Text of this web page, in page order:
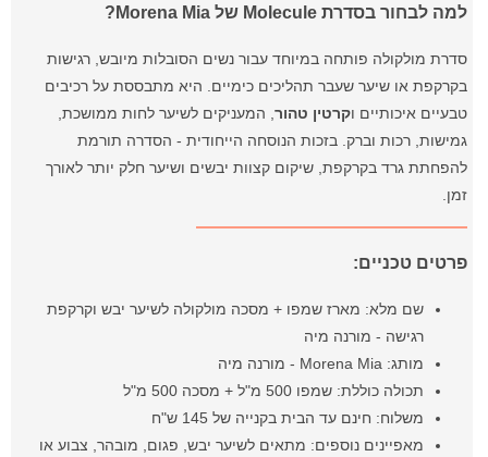
למה לבחור בסדרת Molecule של Morena Mia?
סדרת מולקולה פותחה במיוחד עבור נשים הסובלות מיובש, רגישות
בקרקפת או שיער שעבר תהליכים כימיים. היא מתבססת על רכיבים
טבעיים איכותיים וקרטין טהור , המעניקים לשיער לחות ממושכת,
גמישות, רכות וברק. בזכות הנוסחה הייחודית - הסדרה תורמת
להפחתת גרד בקרקפת, שיקום קצוות יבשים ושיער חלק יותר לאורך
זמן.
פרטים טכניים:
שם מלא: מארז שמפו + מסכה מולקולה לשיער יבש וקרקפת
רגישה - מורנה מיה
מותג: Morena Mia - מורנה מיה
תכולה כוללת: שמפו 500 מ"ל + מסכה 500 מ"ל
משלוח: חינם עד הבית בקנייה של 145 ש"ח
מאפיינים נוספים: מתאים לשיער יבש, פגום, מובהר, צבוע או